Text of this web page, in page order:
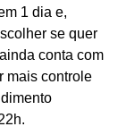
1 dia e,
se quer
conta com
mais controle